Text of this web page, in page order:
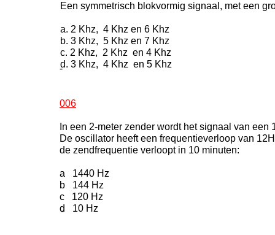
Een symmetrisch blokvormig signaal, met een
a. 2 Khz, 4 Khz en 6 Khz
b. 3 Khz, 5 Khz en 7 Khz
c. 2 Khz, 2 Khz en 4 Khz
d. 3 Khz, 4 Khz en 5 Khz
-
006
In een 2-meter zender wordt het signaal van
De oscillator heeft een frequentieverloop van
de zendfrequentie verloopt in 10 minuten:
a 1440 Hz
b 144 Hz
c 120 Hz
d 10 Hz
-